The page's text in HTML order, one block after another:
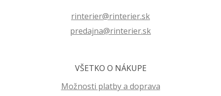
rinterier@rinterier.sk
predajna@rinterier.sk
VŠETKO O NÁKUPE
Možnosti platby a doprava